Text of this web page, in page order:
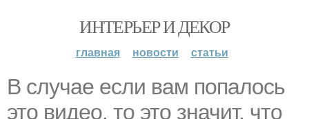
ИНТЕРЬЕР И ДЕКОР
главная новости статьи
В случае если вам попалось
это видео, то это значит, что